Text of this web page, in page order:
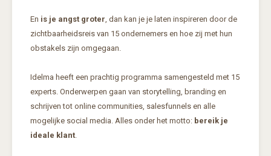
En is je angst groter, dan kan je je laten inspireren door de
zichtbaarheidsreis van 15 ondernemers en hoe zij met hun
obstakels zijn omgegaan.
Idelma heeft een prachtig programma samengesteld met 15
experts. Onderwerpen gaan van storytelling, branding en
schrijven tot online communities, salesfunnels en alle
mogelijke social media. Alles onder het motto: bereik je
ideale klant.